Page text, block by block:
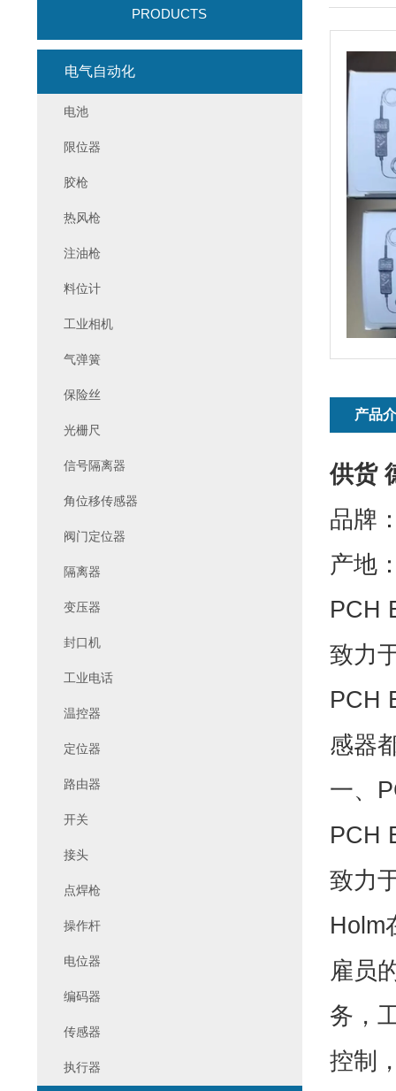
产品
供货
品牌
产地
PCH
致力
PCH
感器
一、
PCH
致力
Holm
雇员
务，
控制
PRODUCTS
电气自动化
电池
限位器
胶枪
热风枪
注油枪
料位计
工业相机
气弹簧
保险丝
光栅尺
信号隔离器
角位移传感器
阀门定位器
隔离器
变压器
封口机
工业电话
温控器
定位器
路由器
开关
接头
点焊枪
操作杆
电位器
编码器
传感器
执行器